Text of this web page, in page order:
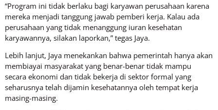
“Program ini tidak berlaku bagi karyawan perusahaan karena
mereka menjadi tanggung jawab pemberi kerja. Kalau ada
perusahaan yang tidak menanggung iuran kesehatan
karyawannya, silakan laporkan,” tegas Jaya.
Lebih lanjut, Jaya menekankan bahwa pemerintah hanya akan
membiayai masyarakat yang benar-benar tidak mampu
secara ekonomi dan tidak bekerja di sektor formal yang
seharusnya telah dijamin kesehatannya oleh tempat kerja
masing-masing.